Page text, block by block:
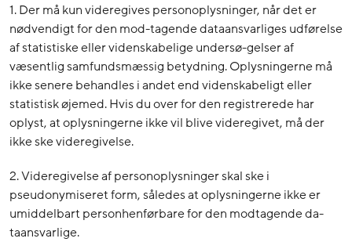
1. Der må kun videregives personoplysninger, når det er
nødvendigt for den mod-tagende dataansvarliges udførelse
af statistiske eller videnskabelige undersø-gelser af
væsentlig samfundsmæssig betydning. Oplysningerne må
ikke senere behandles i andet end videnskabeligt eller
statistisk øjemed. Hvis du over for den registrerede har
oplyst, at oplysningerne ikke vil blive videregivet, må der
ikke ske videregivelse.
2. Videregivelse af personoplysninger skal ske i
pseudonymiseret form, således at oplysningerne ikke er
umiddelbart personhenførbare for den modtagende da-
taansvarlige.